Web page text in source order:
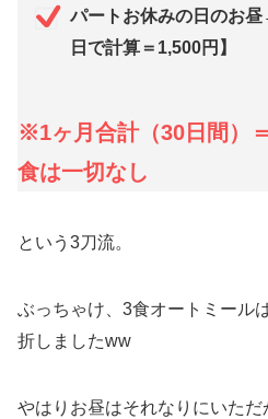
パートお休みの日のお
日で計算＝1,500円】
※1ヶ月合計（30日間）
食は一切なし
という3刀流。
ぶっちゃけ、3食オートミール
折しましたww
やはりお昼はそれなりにいた